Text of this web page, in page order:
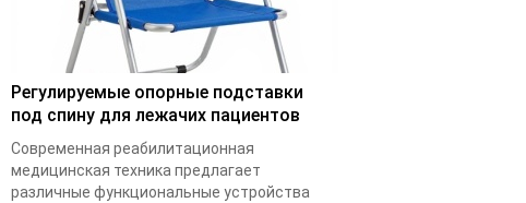
Регулируемые опорные подставки
под спину для лежачих пациентов
Современная реабилитационная
медицинская техника предлагает
различные функциональные устройства